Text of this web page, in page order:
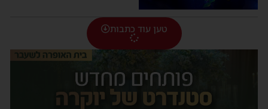
טען עוד כתבות